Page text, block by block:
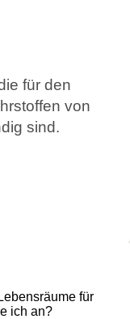
für den
von
sind.
für
ich an?